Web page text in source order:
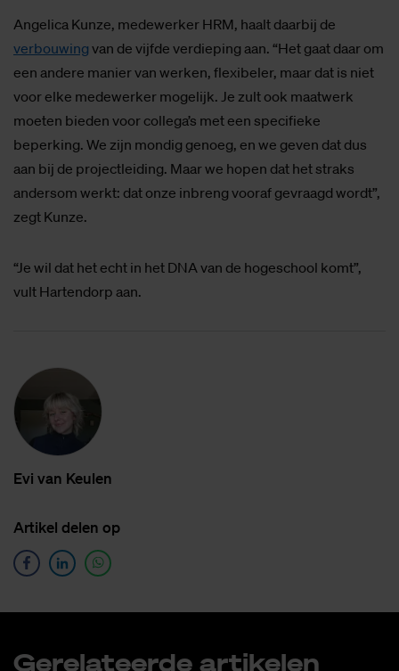
Angelica Kunze, medewerker HRM, haalt daarbij de
verbouwing van de vijfde verdieping aan. “Het gaat daar om
een andere manier van werken, flexibeler, maar dat is niet
voor elke medewerker mogelijk. Je zult ook maatwerk
moeten bieden voor collega’s met een specifieke
beperking. We zijn mondig genoeg, en we geven dat dus
aan bij de projectleiding. Maar we hopen dat het straks
andersom werkt: dat onze inbreng vooraf gevraagd wordt”,
zegt Kunze.
“Je wil dat het echt in het DNA van de hogeschool komt”,
vult Hartendorp aan.
Evi van Keu­len
Ar­ti­kel de­len op
Ge­re­la­teer­de ar­ti­ke­len